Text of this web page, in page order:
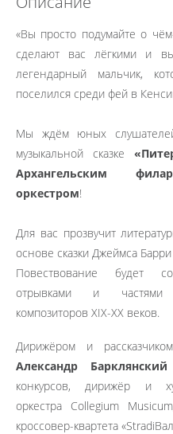
«Вы просто подумайте о
сделают вас лёгкими и
легендарный мальчик,
поселился среди фей в
Мы ждём юных
музыкальной сказке
Архангельским
оркестром!
Для вас прозвучит
основе сказки Джеймса
Повествование будет
отрывками и частями
композиторов XIX-XX веков.
Дирижёром и
Александр Барклянский
конкурсов, дирижёр и
оркестра Collegium
кроссовер-квартета